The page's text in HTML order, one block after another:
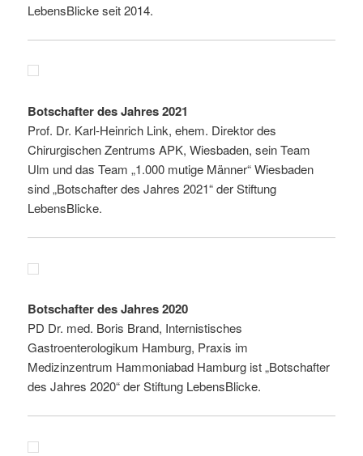
LebensBlicke seit 2014.
Botschafter des Jahres 2021
Prof. Dr. Karl-Heinrich Link, ehem. Direktor des
Chirurgischen Zentrums APK, Wiesbaden, sein Team
Ulm und das Team „1.000 mutige Männer“ Wiesbaden
sind „Botschafter des Jahres 2021“ der Stiftung
LebensBlicke.
Botschafter des Jahres 2020
PD Dr. med. Boris Brand, Internistisches
Gastroenterologikum Hamburg, Praxis im
Medizinzentrum Hammoniabad Hamburg ist „Botschafter
des Jahres 2020“ der Stiftung LebensBlicke.